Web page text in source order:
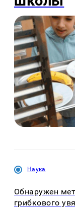
Наука
Обнаружен
грибкового